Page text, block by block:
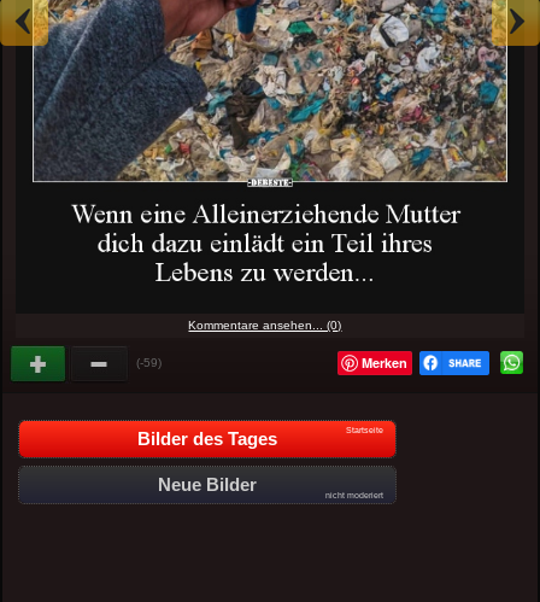
Kommentare ansehen... (0)
(-59) Merken
Bilder des Tages Startseite
Neue Bilder
nicht moderiert